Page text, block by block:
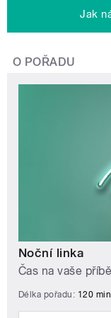
Jak
O POŘADU
Noční linka
Čas na vaše
Délka pořadu: 120